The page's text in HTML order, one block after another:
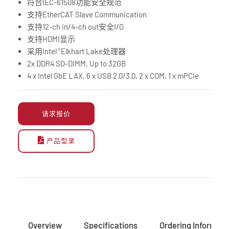
符合IEC-61508功能安全规范
支持EtherCAT Slave Communication
支持12-ch in/4-ch out安全I/O
支持HDMI显示
采用Intel®Elkhart Lake处理器
2x DDR4 SO-DIMM, Up to 32GB
4 x Intel GbE LAX, 6 x USB 2.0/3.0, 2 x COM, 1 x mPCIe
请求报价
产品型录
Overview Specifications Ordering